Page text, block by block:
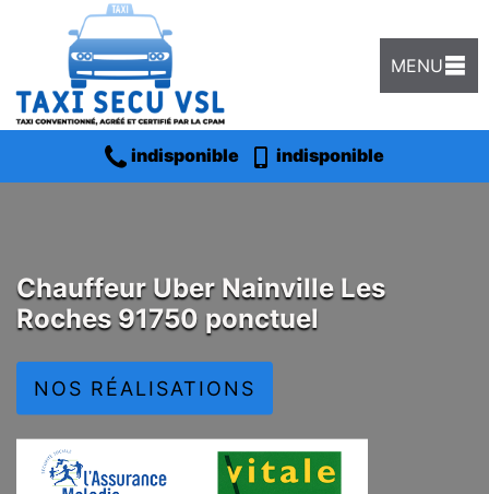
MENU
indisponible indisponible
Chauffeur Uber Nainville Les
Roches 91750 ponctuel
NOS RÉALISATIONS